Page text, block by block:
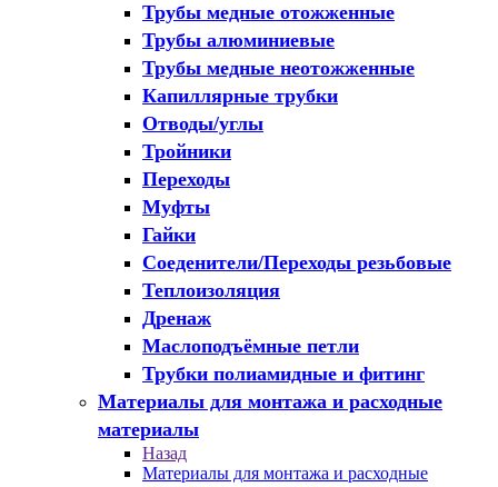
Трубы медные отожженные
Трубы алюминиевые
Трубы медные неотожженные
Капиллярные трубки
Отводы/углы
Тройники
Переходы
Муфты
Гайки
Соеденители/Переходы резьбовые
Теплоизоляция
Дренаж
Маслоподъёмные петли
Трубки полиамидные и фитинг
Материалы для монтажа и расходные
материалы
Назад
Материалы для монтажа и расходные